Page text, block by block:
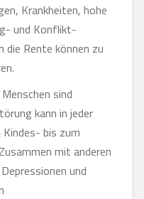
Krankheiten, hohe
und Konflikt-
Rente können zu
sind
kann in jeder
bis zum
mit anderen
und